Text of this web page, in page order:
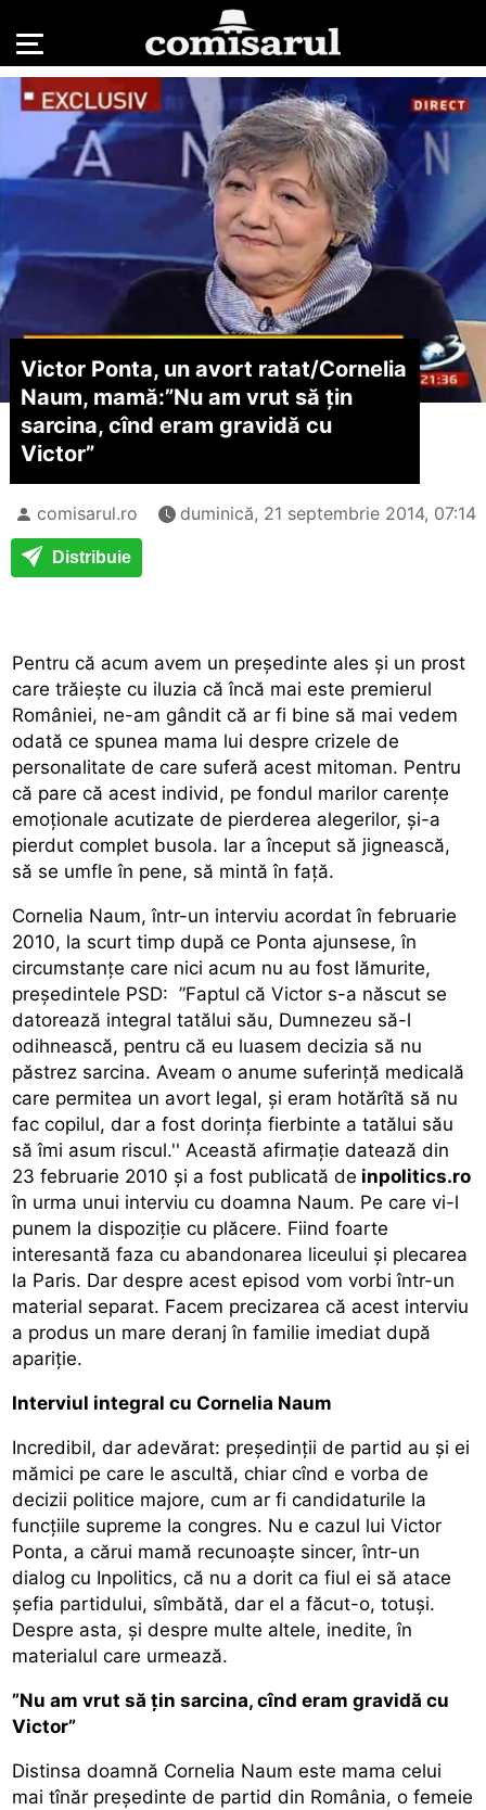
Victor Ponta, un avort ratat/Cornelia
Naum, mamă:”Nu am vrut să țin
sarcina, cînd eram gravidă cu
Victor”
comisarul.ro duminică, 21 septembrie 2014, 07:14
Distribuie
Pentru că acum avem un preşedinte ales şi un prost
care trăieşte cu iluzia că încă mai este premierul
României, ne-am gândit că ar fi bine să mai vedem
odată ce spunea mama lui despre crizele de
personalitate de care suferă acest mitoman. Pentru
că pare că acest individ, pe fondul marilor carenţe
emoţionale acutizate de pierderea alegerilor, şi-a
pierdut complet busola. Iar a început să jignească,
să se umfle în pene, să mintă în faţă.
Cornelia Naum, într-un interviu acordat în februarie
2010, la scurt timp după ce Ponta ajunsese, în
circumstanţe care nici acum nu au fost lămurite,
preşedintele PSD: ”Faptul că Victor s-a născut se
datorează integral tatălui său, Dumnezeu să-l
odihnească, pentru că eu luasem decizia să nu
păstrez sarcina. Aveam o anume suferință medicală
care permitea un avort legal, și eram hotărîtă să nu
fac copilul, dar a fost dorința fierbinte a tatălui său
să îmi asum riscul.'' Această afirmaţie datează din
23 februarie 2010 şi a fost publicată de inpolitics.ro
în urma unui interviu cu doamna Naum. Pe care vi-l
punem la dispoziţie cu plăcere. Fiind foarte
interesantă faza cu abandonarea liceului şi plecarea
la Paris. Dar despre acest episod vom vorbi într-un
material separat. Facem precizarea că acest interviu
a produs un mare deranj în familie imediat după
apariţie.
Interviul integral cu Cornelia Naum
Incredibil, dar adevărat: președinții de partid au și ei
mămici pe care le ascultă, chiar cînd e vorba de
decizii politice majore, cum ar fi candidaturile la
funcțiile supreme la congres. Nu e cazul lui Victor
Ponta, a cărui mamă recunoaște sincer, într-un
dialog cu Inpolitics, că nu a dorit ca fiul ei să atace
șefia partidului, sîmbătă, dar el a făcut-o, totuși.
Despre asta, și despre multe altele, inedite, în
materialul care urmează.
”Nu am vrut să țin sarcina, cînd eram gravidă cu
Victor”
Distinsa doamnă Cornelia Naum este mama celui
mai tînăr președinte de partid din România, o femeie